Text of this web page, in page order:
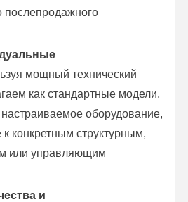
послепродажного
мощный технический
как стандартные модели,
оборудование,
конкретным структурным,
или управляющим
и